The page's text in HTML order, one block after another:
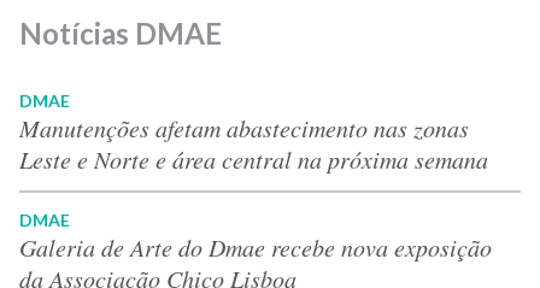
Notícias DMAE
DMAE
Manutenções afetam abastecimento nas zonas
Leste e Norte e área central na próxima semana
DMAE
Galeria de Arte do Dmae recebe nova exposição
da Associação Chico Lisboa